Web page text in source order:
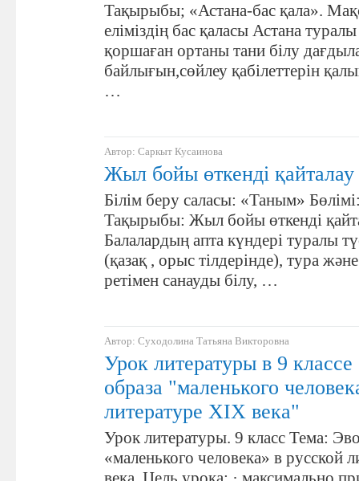
Тақырыбы; «Астана-бас қала».
еліміздің бас қаласы Астана
қоршаған ортаны тани білу
байлығын,сөйлеу қабілеттерін
…
Автор: Саркыт Кусаинова
Жыл бойы өткенді қайталау
Білім беру саласы: «Таным»
Тақырыбы: Жыл бойы өткенді
Балалардың апта күндері туралы
(қазақ , орыс тілдерінде), тура
ретімен санауды білу, …
Автор: Суходолина Татьяна Викторовна
Урок литературы в 9
образа "маленького
литературе XIX века"
Урок литературы. 9 класс Тема:
«маленького человека» в русской